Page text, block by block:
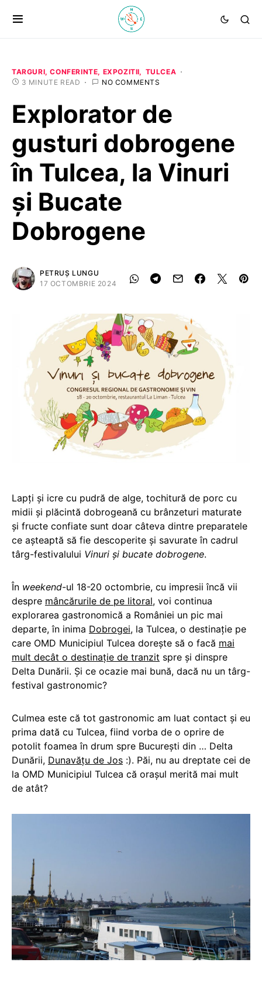
TARGURI, CONFERINTE, EXPOZITII
TULCEA
3 MINUTE READ
NO COMMENTS
Explorator de
gusturi dobrogene
în Tulcea, la Vinuri
și Bucate
Dobrogene
PETRUȘ LUNGU
17 OCTOMBRIE 2024
Lapți și icre cu pudră de alge, tochitură de porc cu
midii și ⁠plăcintă dobrogeană cu brânzeturi maturate
și fructe confiate sunt doar câteva dintre preparatele
ce așteaptă să fie descoperite și savurate în cadrul
târg-festivalului Vinuri și bucate dobrogene.
În weekend-ul 18-20 octombrie, cu impresii încă vii
despre mâncărurile de pe litoral, voi continua
explorarea gastronomică a României un pic mai
departe, în inima Dobrogei, la Tulcea, o destinație pe
care OMD Municipiul Tulcea dorește să o facă mai
mult decât o destinație de tranzit spre și dinspre
Delta Dunării. Și ce ocazie mai bună, dacă nu un târg-
festival gastronomic?
Culmea este că tot gastronomic am luat contact și eu
prima dată cu Tulcea, fiind vorba de o oprire de
potolit foamea în drum spre București din … Delta
Dunării, Dunavățu de Jos :). Păi, nu au dreptate cei de
la OMD Municipiul Tulcea că orașul merită mai mult
de atât?